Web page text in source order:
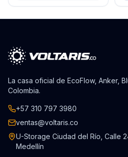
La casa oficial de EcoFlow, Anker,
Colombia.
+57 310 797 3980
ventas@voltaris.co
U-Storage Ciudad del Río, Calle
Medellín